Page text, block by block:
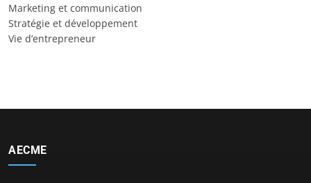
Marketing et communication
Stratégie et développement
Vie d’entrepreneur
AECME